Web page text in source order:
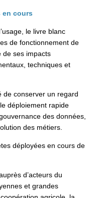
en cours
le livre blanc
de fonctionnement de
de ses impacts
techniques et
de conserver un regard
déploiement rapide
des données,
des métiers.
déployées en cours de
d’acteurs du
et grandes